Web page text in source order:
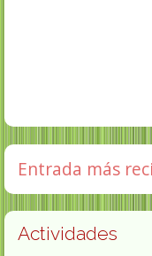
Entrada más
Actividades